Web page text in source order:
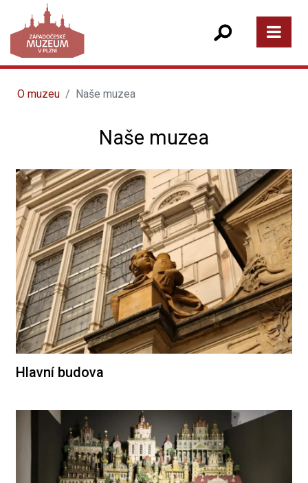
O muzeu Naše muzea
Naše muzea
Hlavní budova